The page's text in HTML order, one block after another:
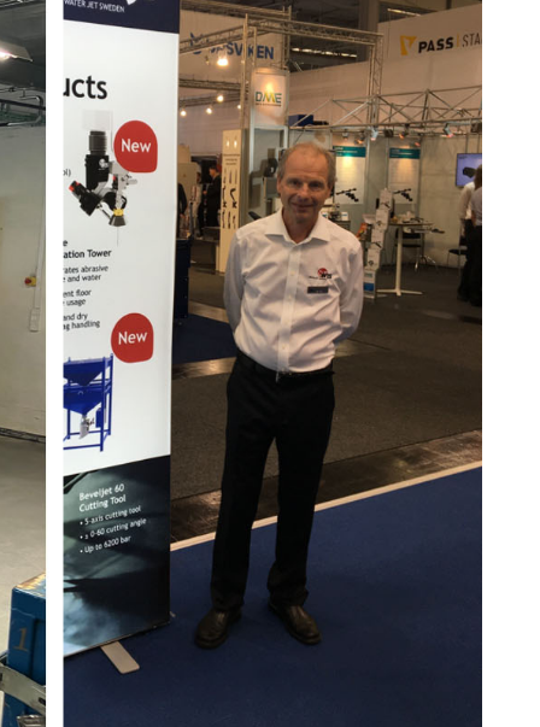
järnbaserade metaller
Glas och akrylglas
Kompositmaterial
Sten, kakel och keramiska
material
Gummi, plast och mjuka
material
Skumplast och isolering
Trä – Fabricerade
trämaterial
Om WJS
Eventkalender
Arbeta hos WJS
Bli representant
Spare Parts Login